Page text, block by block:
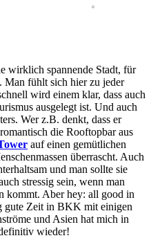
wirklich spannende Stadt, für
Man fühlt sich hier zu jeder
wird einem klar, dass auch
ausgelegt ist. Und auch
Wer z.B. denkt, dass er
die Rooftopbar aus
auf einen gemütlichen
überrascht. Auch
und man sollte sie
stressig sein, wenn man
kommt. Aber hey: all good in
gute Zeit in BKK mit einigen
und Asien hat mich in
wieder!